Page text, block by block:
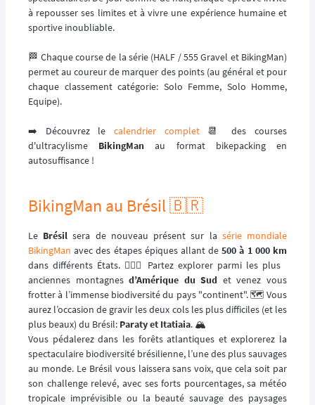
à repousser ses limites et à vivre une expérience humaine et
sportive inoubliable.
🏁 Chaque course de la série (HALF / 555 Gravel et BikingMan)
permet au coureur de marquer des points (au général et pour
chaque classement catégorie: Solo Femme, Solo Homme,
Equipe).
➡️ Découvrez le calendrier complet📆 des courses
d'ultracylisme BikingMan au format bikepacking en
autosuffisance !
BikingMan au Brésil 🇧🇷
Le Brésil sera de nouveau présent sur la série mondiale
BikingMan avec des étapes épiques allant de500 à 1 000 km
dans différents États. 🚴🏼‍♂️ Partez explorer parmi les plus
anciennes montagnesd’Amérique du Sud et venez vous
frotter à l’immense biodiversité du pays "continent". 🗺️ Vous
aurez l’occasion de gravir les deux cols les plus difficiles (et les
plus beaux) du Brésil: Paraty et Itatiaia. 🏔️
Vous pédalerez dans les forêts atlantiques et explorerez la
spectaculaire biodiversité brésilienne, l’une des plus sauvages
au monde. Le Brésil vous laissera sans voix, que cela soit par
son challenge relevé, avec ses forts pourcentages, sa météo
tropicale imprévisible ou la beauté sauvage des paysages